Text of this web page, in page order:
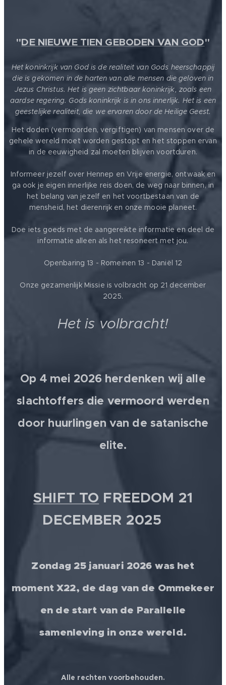
"DE NIEUWE TIEN GEBODEN VAN GOD"
Het koninkrijk van God is de realiteit van Gods heerschappij
die is gekomen in de harten van alle mensen die geloven in
Jezus Christus. Het is geen zichtbaar koninkrijk, zoals een
aardse regering. Gods koninkrijk is in ons innerlijk. Het is een
geestelijke realiteit, die we ervaren door de Heilige Geest.
Het doden (vermoorden, vergiftigen) van mensen over de
gehele wereld moet worden gestopt en het stoppen ervan
in de eeuwigheid zal moeten blijven voortduren.
Informeer jezelf over Hennep en Vrije energie, ontwaak en
ga ook je eigen innerlijke reis doen, de weg naar binnen, in
het belang van jezelf en het voortbestaan van de
mensheid, het dierenrijk en onze mooie planeet.
Doe iets goeds met de aangereikte informatie en deel de
informatie alleen als het resoneert met jou.
Openbaring 13 - Romeinen 13 - Daniël 12
Onze gezamenlijk Missie is volbracht op 21 december
2025.
Het is volbracht!
Op 4 mei 2026 herdenken wij alle
slachtoffers die vermoord werden
door huurlingen van de satanische
elite.
SHIFT TO FREEDOM 21
DECEMBER 2025 💫
Zondag 25 januari 2026 was het
moment X22, de dag van de Ommekeer
en de start van de Parallelle
samenleving in onze wereld.
Alle rechten voorbehouden.